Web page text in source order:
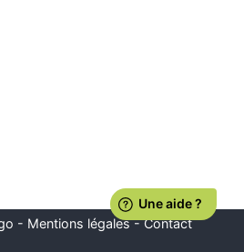
- Mentions légales-Contact